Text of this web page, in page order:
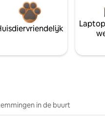
in de buurt